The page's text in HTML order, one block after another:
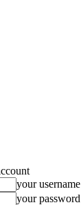
your username
your password